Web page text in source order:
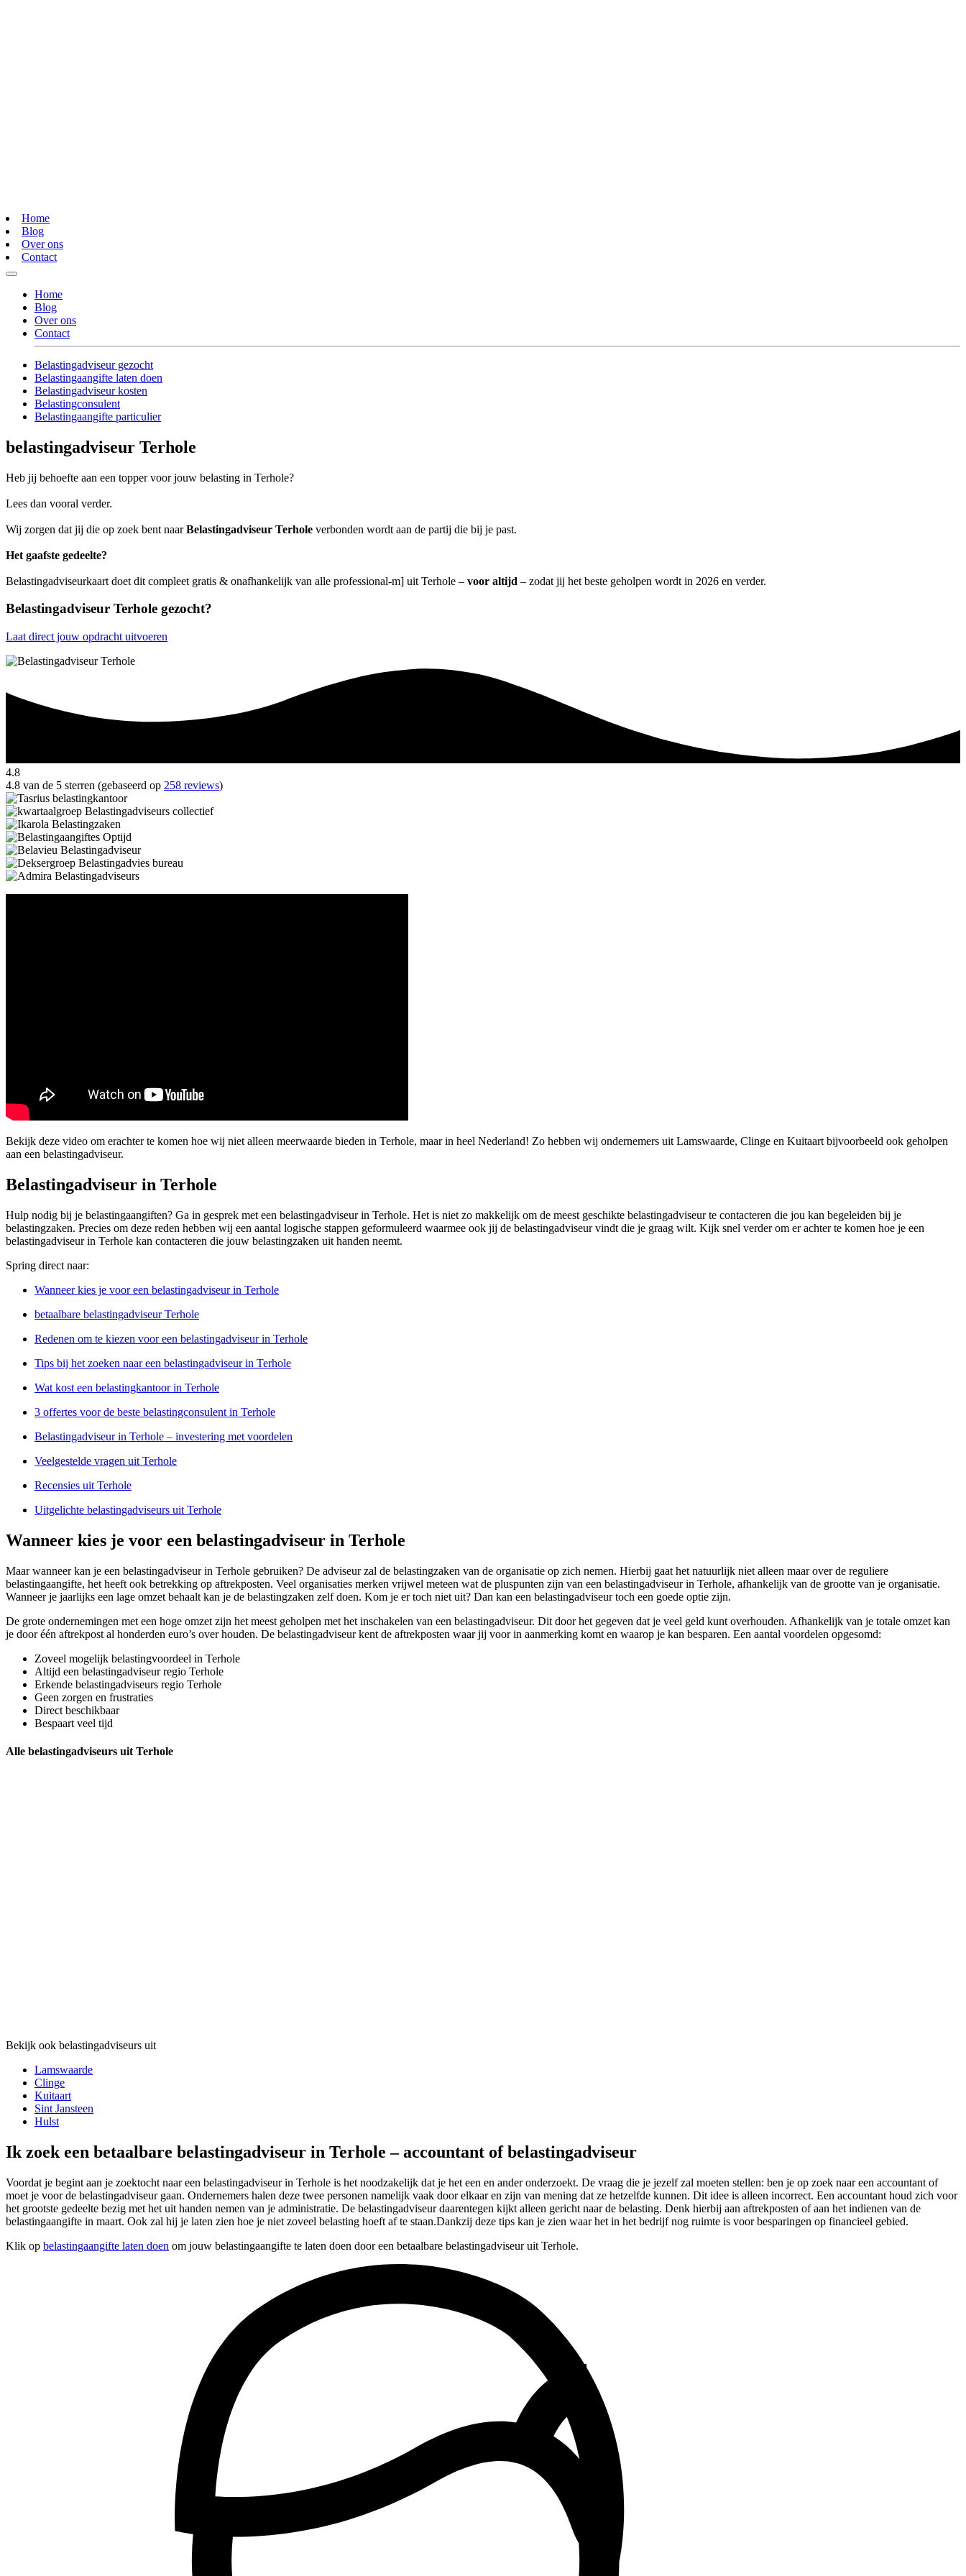
Home
Blog
Over ons
Contact
Home
Blog
Over ons
Contact
Belastingadviseur gezocht
Belastingaangifte laten doen
Belastingadviseur kosten
Belastingconsulent
Belastingaangifte particulier
belastingadviseur Terhole
Heb jij behoefte aan een topper voor jouw belasting in Terhole?
Lees dan vooral verder.
Wij zorgen dat jij die op zoek bent naarBelastingadviseur Terhole verbonden wordt aan de partij die bij je past.
Het gaafste gedeelte?
Belastingadviseurkaart doet dit compleet gratis & onafhankelijk van alle professional-m] uit Terhole – voor altijd – zodat jij het beste geholpen wordt in 2026 en verder.
Belastingadviseur Terhole gezocht?
Laat direct jouw opdracht uitvoeren
4.8
4.8 van de 5 sterren (gebaseerd op 258 reviews)
Bekijk deze video om erachter te komen hoe wij niet alleen meerwaarde bieden in Terhole, maar in heel Nederland! Zo hebben wij ondernemers uit Lamswaarde, Clinge en Kuitaart bijvoorbeeld ook geholpen
aan een belastingadviseur.
Belastingadviseur in Terhole
Hulp nodig bij je belastingaangiften? Ga in gesprek met een belastingadviseur in Terhole. Het is niet zo makkelijk om de meest geschikte belastingadviseur te contacteren die jou kan begeleiden bij je
belastingzaken. Precies om deze reden hebben wij een aantal logische stappen geformuleerd waarmee ook jij de belastingadviseur vindt die je graag wilt. Kijk snel verder om er achter te komen hoe je een
belastingadviseur in Terhole kan contacteren die jouw belastingzaken uit handen neemt.
Spring direct naar:
Wanneer kies je voor een belastingadviseur in Terhole
betaalbare belastingadviseur Terhole
Redenen om te kiezen voor een belastingadviseur in Terhole
Tips bij het zoeken naar een belastingadviseur in Terhole
Wat kost een belastingkantoor in Terhole
3 offertes voor de beste belastingconsulent in Terhole
Belastingadviseur in Terhole – investering met voordelen
Veelgestelde vragen uit Terhole
Recensies uit Terhole
Uitgelichte belastingadviseurs uit Terhole
Wanneer kies je voor een belastingadviseur in Terhole
Maar wanneer kan je een belastingadviseur in Terhole gebruiken? De adviseur zal de belastingzaken van de organisatie op zich nemen. Hierbij gaat het natuurlijk niet alleen maar over de reguliere
belastingaangifte, het heeft ook betrekking op aftrekposten. Veel organisaties merken vrijwel meteen wat de pluspunten zijn van een belastingadviseur in Terhole, afhankelijk van de grootte van je organisatie.
Wanneer je jaarlijks een lage omzet behaalt kan je de belastingzaken zelf doen. Kom je er toch niet uit? Dan kan een belastingadviseur toch een goede optie zijn.
De grote ondernemingen met een hoge omzet zijn het meest geholpen met het inschakelen van een belastingadviseur. Dit door het gegeven dat je veel geld kunt overhouden. Afhankelijk van je totale omzet kan
je door één aftrekpost al honderden euro’s over houden. De belastingadviseur kent de aftrekposten waar jij voor in aanmerking komt en waarop je kan besparen. Een aantal voordelen opgesomd:
Zoveel mogelijk belastingvoordeel in Terhole
Altijd een belastingadviseur regio Terhole
Erkende belastingadviseurs regio Terhole
Geen zorgen en frustraties
Direct beschikbaar
Bespaart veel tijd
Alle belastingadviseurs uit Terhole
Bekijk ook belastingadviseurs uit
Lamswaarde
Clinge
Kuitaart
Sint Jansteen
Hulst
Ik zoek een betaalbare belastingadviseur in Terhole – accountant of belastingadviseur
Voordat je begint aan je zoektocht naar een belastingadviseur in Terhole is het noodzakelijk dat je het een en ander onderzoekt. De vraag die je jezelf zal moeten stellen: ben je op zoek naar een accountant of
moet je voor de belastingadviseur gaan. Ondernemers halen deze twee personen namelijk vaak door elkaar en zijn van mening dat ze hetzelfde kunnen. Dit idee is alleen incorrect. Een accountant houd zich voor
het grootste gedeelte bezig met het uit handen nemen van je administratie. De belastingadviseur daarentegen kijkt alleen gericht naar de belasting. Denk hierbij aan aftrekposten of aan het indienen van de
belastingaangifte in maart. Ook zal hij je laten zien hoe je niet zoveel belasting hoeft af te staan.Dankzij deze tips kan je zien waar het in het bedrijf nog ruimte is voor besparingen op financieel gebied.
Klik op belastingaangifte laten doen om jouw belastingaangifte te laten doen door een betaalbare belastingadviseur uit Terhole.